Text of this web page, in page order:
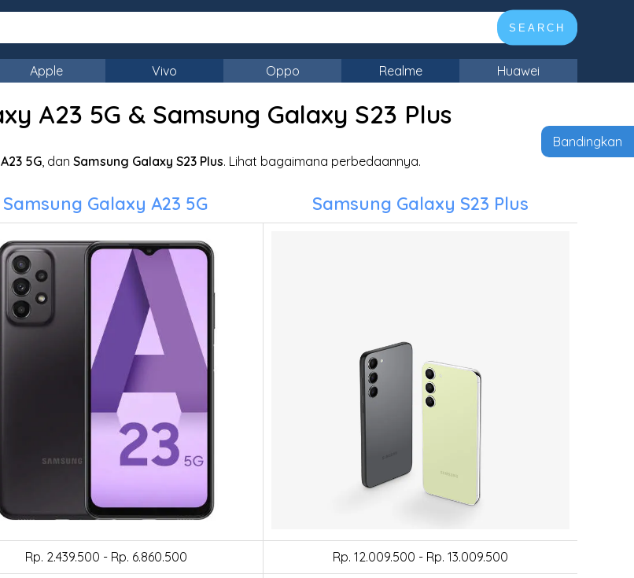
SEARCH
Apple Vivo Oppo Realme Huawei
A23 5G & Samsung Galaxy S23 Plus
5G, dan Samsung Galaxy S23 Plus. Lihat bagaimana perbedaannya.
Samsung Galaxy A23 5G Samsung Galaxy S23 Plus
Rp. 2.439.500 - Rp. 6.860.500 Rp. 12.009.500 - Rp. 13.009.500
Bandingkan